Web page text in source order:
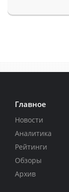
Главное
Новости
Аналитика
Рейтинги
Обзоры
Архив